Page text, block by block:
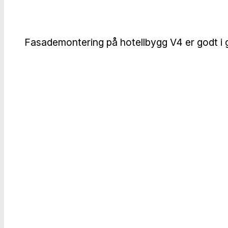
Fasademontering på hotellbygg V4 er godt i